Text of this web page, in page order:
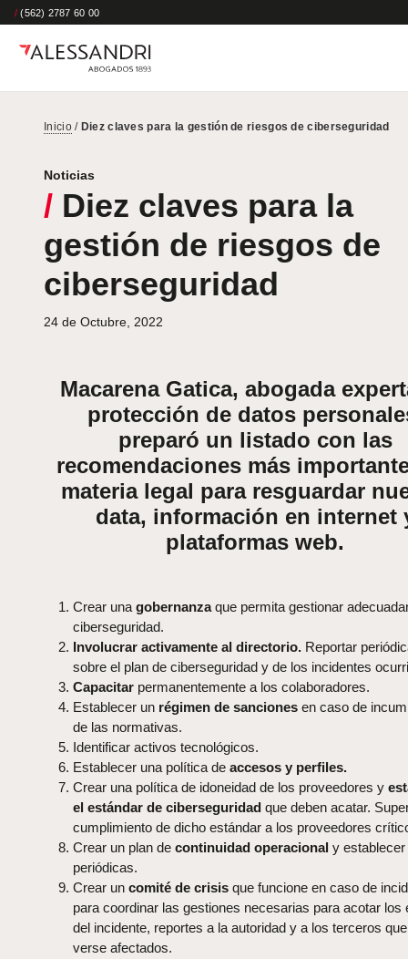
/ (562) 2787 60 00
Inicio/ Diez claves para la gestión de riesgos de ciberseguridad
Noticias
/ Diez claves para la
gestión de riesgos de
ciberseguridad
24 de Octubre, 2022
Macarena Gatica, abogada
protección de datos
preparó un listado con las
recomendaciones más
materia legal para resguardar
data, información en internet
plataformas web.
Crear una gobernanzaque permita gestionar
ciberseguridad.
Involucrar activamente al directorio. Reportar
sobre el plan de ciberseguridad y de los incidentes
Capacitar permanentemente a los colaboradores.
Establecer un régimen de sanciones en caso de
de las normativas.
Identificar activos tecnológicos.
Establecer una política de accesos y perfiles.
Crear una política de idoneidad de los proveedores y
el estándar de ciberseguridad que deben acatar.
cumplimiento de dicho estándar a los proveedores
Crear un plan de continuidad operacional y
periódicas.
Crear un comité de crisis que funcione en caso de
para coordinar las gestiones necesarias para acotar los
del incidente, reportes a la autoridad y a los terceros
verse afectados.